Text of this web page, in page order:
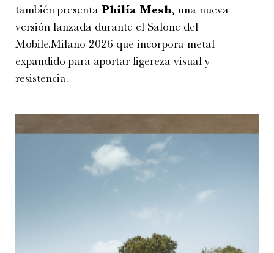
también presenta Philía Mesh, una nueva
versión lanzada durante el Salone del
Mobile.Milano 2026 que incorpora metal
expandido para aportar ligereza visual y
resistencia.